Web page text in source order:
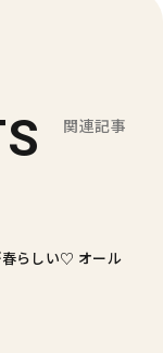
関連記事
春らしい♡ オール